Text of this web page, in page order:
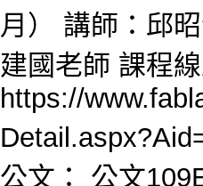
月） 講師：邱
建國老師 課程
https://
公文： 公文